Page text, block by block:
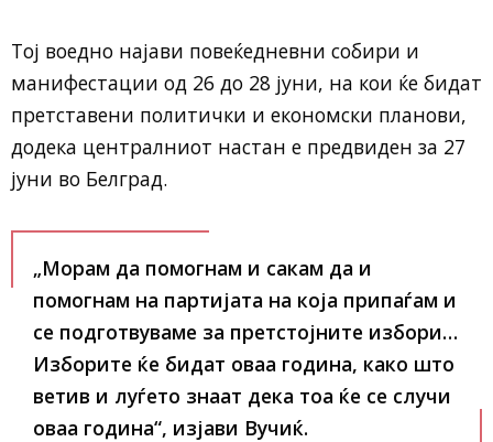
Тој воедно најави повеќедневни собири и
манифестации од 26 до 28 јуни, на кои ќе бидат
претставени политички и економски планови,
додека централниот настан е предвиден за 27
јуни во Белград.
„Морам да помогнам и сакам да и
помогнам на партијата на која припаѓам и
се подготвуваме за претстојните избори…
Изборите ќе бидат оваа година, како што
ветив и луѓето знаат дека тоа ќе се случи
оваа година“, изјави Вучиќ.